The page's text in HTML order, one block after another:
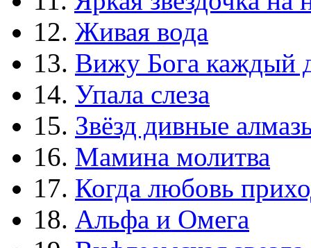
12. Живая вода
13. Вижу Бога каждый
14. Упала слеза
15. Звёзд дивные
16. Мамина молитва
17. Когда любовь
18. Альфа и Омега